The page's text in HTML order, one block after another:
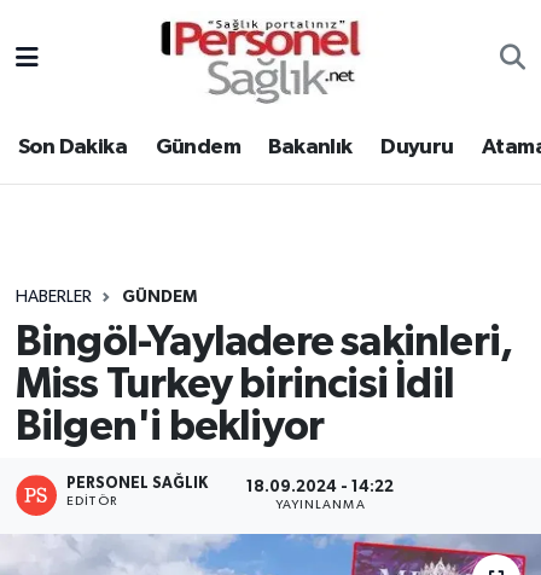
Son Dakika Gündem Bakanlık Duyuru
HABERLER GÜNDEM
Bingöl-Yayladere sakinleri,
Miss Turkey birincisi İdil
Bilgen'i bekliyor
PERSONEL SAĞLIK
EDITÖR
18.09.2024 - 14:22
YAYINLANMA
Gündem
Atamalar
Mevzuat
Nöbetçi Eczaneler
Hava Durumu
Tüm Manşetler
Son Dakika Haberleri